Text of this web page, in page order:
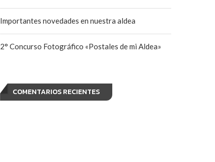
Importantes novedades en nuestra aldea
2° Concurso Fotográfico «Postales de mi Aldea»
COMENTARIOS RECIENTES